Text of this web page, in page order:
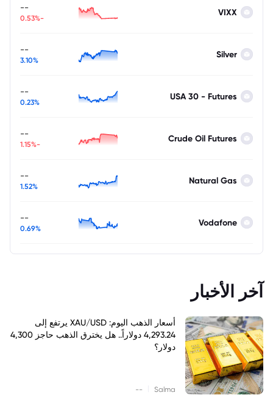
VIXX
--
-0.53%
Silver
--
3.10%
USA 30 - Futures
--
0.23%
Crude Oil Futures
--
-1.15%
Natural Gas
--
1.52%
Vodafone
--
0.69%
آخر الأخبار
أسعار الذهب اليوم: XAU/USD يرتفع إلى
4,293.24 دولاراً.. هل يخترق الذهب حاجز 4,300
دولار؟
Salma
--